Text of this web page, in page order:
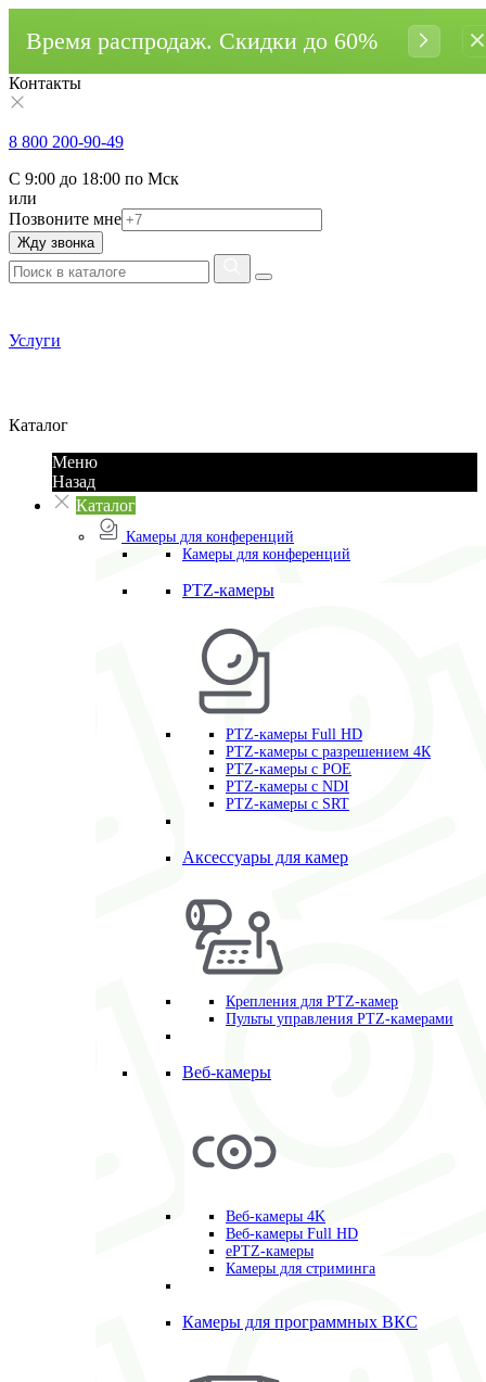
Время распродаж. Cкидки до 60%
Контакты
8 800 200-90-49
С 9:00 до 18:00 по Мск
или
Позвоните мне
Жду звонка
Услуги
Каталог
Меню
Назад
Каталог
Камеры для конференций
Камеры для конференций
PTZ-камеры
PTZ-камеры Full HD
PTZ-камеры с разрешением 4К
PTZ-камеры с POE
PTZ-камеры c NDI
PTZ-камеры с SRT
Аксессуары для камер
Крепления для PTZ-камер
Пульты управления PTZ-камерами
Веб-камеры
Веб-камеры 4K
Веб-камеры Full HD
ePTZ-камеры
Камеры для стриминга
Камеры для программных ВКС